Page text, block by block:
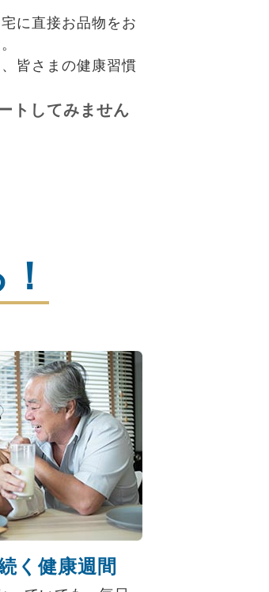
に直接お品物をお
皆さまの健康習慣
トしてみません
く健康週間